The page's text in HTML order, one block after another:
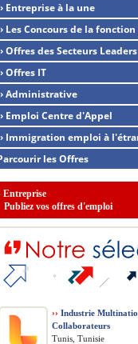
Entreprise à la une
Les Concours de la
Offres des Secteurs Leaders
Offres IT
Administrative
Emploi Centre d'Appel
Immigration emploi à
les Offres
Entreprise
Publiez vos offres d'emploi
›› Industrie
Collaborateurs
Tunis, Tunisie